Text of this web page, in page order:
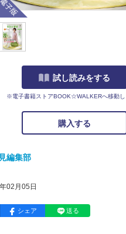
試し読みをする
※電子書籍ストアBOOK☆WALKERへ移動し
購入する
編集部
02月05日
シェア 送る